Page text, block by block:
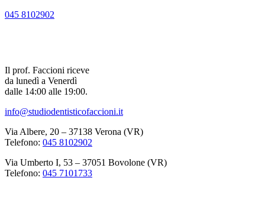
045 8102902
Il prof. Faccioni riceve
da lunedì a Venerdì
dalle 14:00 alle 19:00.
info@studiodentisticofaccioni.it
Via Albere, 20 – 37138 Verona (VR)
Telefono: 045 8102902
Via Umberto I, 53 – 37051 Bovolone (VR)
Telefono: 045 7101733